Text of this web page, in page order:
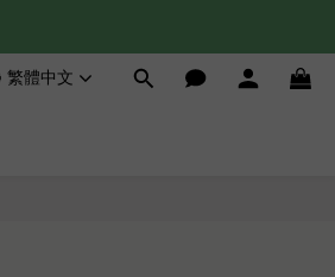
繁體中文